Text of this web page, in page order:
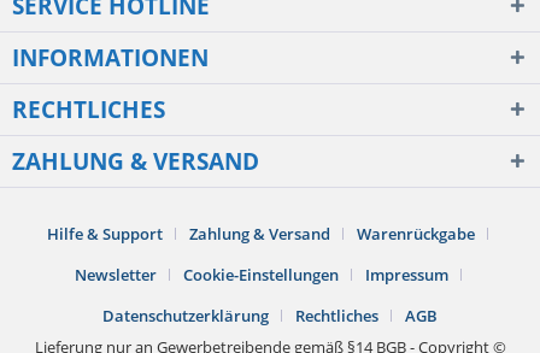
INFORMATIONEN
RECHTLICHES
ZAHLUNG & VERSAND
Hilfe & Support Zahlung & Versand
Warenrückgabe
Newsletter
Cookie-Einstellungen
Impressum
Datenschutzerklärung
Rechtliches
AGB
Lieferung nur an Gewerbetreibende gemäß §14 BGB - Copyright ©